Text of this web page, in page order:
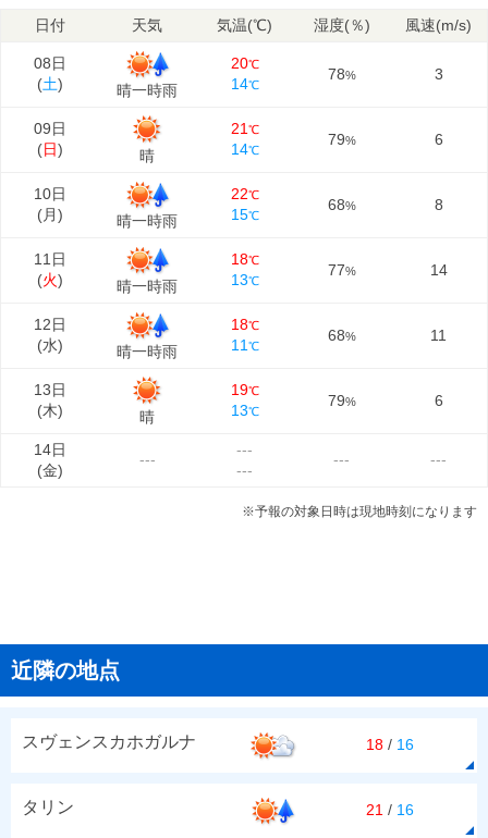
日付 天気 気温(℃) 湿度(％) 風速(m/s)
08日
(土) 晴一時雨
20℃
14℃
78% 3
09日
(日) 晴
21 ℃
14℃
79% 6
10日
(月) 晴一時雨
22℃
15℃
68% 8
11日
(火) 晴一時雨
18℃
13℃
77% 14
12日
(水) 晴一時雨
18℃
11 ℃
68% 11
13日
(木) 晴
19℃
13℃
79% 6
14日
(金)
---
---
---
--- ---
※予報の対象日時は現地時刻になります
近隣の地点
スヴェンスカホガルナ 18 / 16
タリン 21 / 16